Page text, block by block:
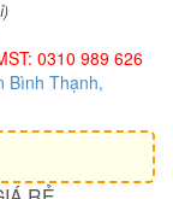
0310 989 626
Bình Thạnh,